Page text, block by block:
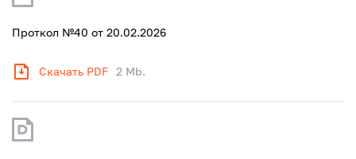
Проткол №40 от 20.02.2026
Скачать PDF 2 Mb.